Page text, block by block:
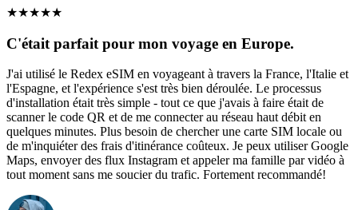
★★★★★
C'était parfait pour mon voyage en Europe.
J'ai utilisé le Redex eSIM en voyageant à travers la France, l'Italie et
l'Espagne, et l'expérience s'est très bien déroulée. Le processus
d'installation était très simple - tout ce que j'avais à faire était de
scanner le code QR et de me connecter au réseau haut débit en
quelques minutes. Plus besoin de chercher une carte SIM locale ou
de m'inquiéter des frais d'itinérance coûteux. Je peux utiliser Google
Maps, envoyer des flux Instagram et appeler ma famille par vidéo à
tout moment sans me soucier du trafic. Fortement recommandé!